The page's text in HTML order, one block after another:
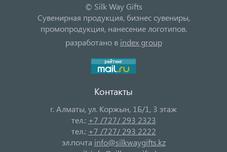
© Silk Way Gifts
Сувенирная продукция, бизнес сувениры,
промопродукция, нанесение логотипов.
разработано в index group
Контакты
г. Алматы, ул. Коржын, 1Б/1, 3 этаж
тел.: +7 /727/ 293 2323
тел.: +7 /727/ 293 2222
эл.почта info@silkwaygifts.kz